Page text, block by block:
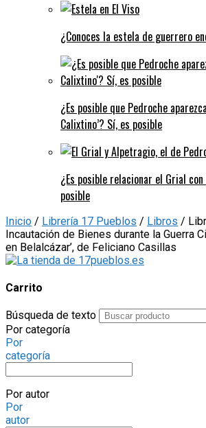
¿Conoces la estela de guerrero
¿Es posible que Pedroche
Calixtino’? Sí, es posible
¿Es posible relacionar el Grial
posible
Inicio / Librería 17 Pueblos / Libros /
Incautación de Bienes durante la Guerra
en Belalcázar’, de Feliciano Casillas
Carrito
Búsqueda de texto
Por categoría
Por
categoría
Por autor
Por
autor